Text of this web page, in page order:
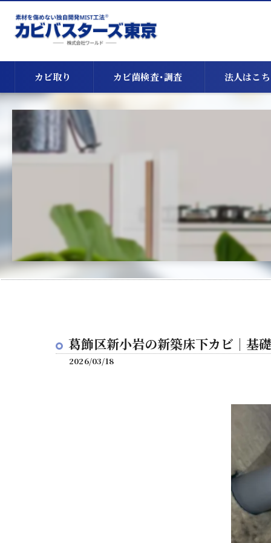
カビ取り
天井のカビ取り
床下のカビ取り
カビ菌検査･調査 法人はこ
葛飾区新小岩の新築床下カビ｜基
2026/03/18